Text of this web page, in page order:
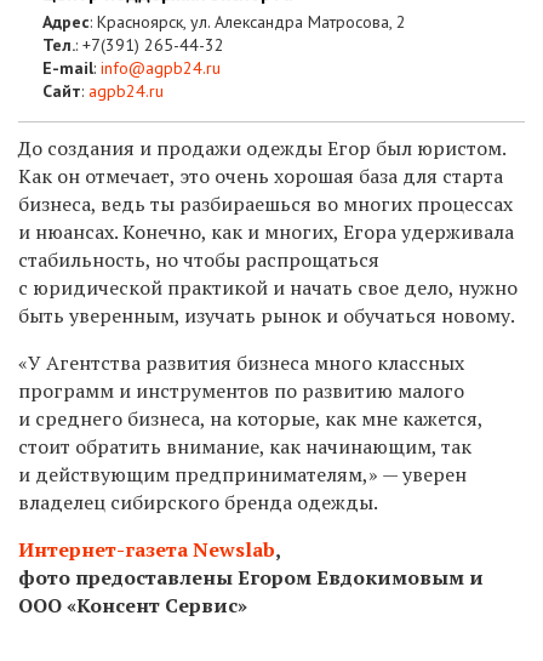
Адрес: Красноярск, ул. Александра Матросова, 2
Тел.: +7(391) 265-44-32
E-mail: info@agpb24.ru
Сайт: agpb24.ru
До создания и продажи одежды Егор был юристом.
Как он отмечает, это очень хорошая база для старта
бизнеса, ведь ты разбираешься во многих процессах
и нюансах. Конечно, как и многих, Егора удерживала
стабильность, но чтобы распрощаться
с юридической практикой и начать свое дело, нужно
быть уверенным, изучать рынок и обучаться новому.
«У Агентства развития бизнеса много классных
программ и инструментов по развитию малого
и среднего бизнеса, на которые, как мне кажется,
стоит обратить внимание, как начинающим, так
и действующим предпринимателям,» — уверен
владелец сибирского бренда одежды.
Интернет-газета Newslab,
фото предоставлены Егором Евдокимовым и
ООО«Консент Сервис»